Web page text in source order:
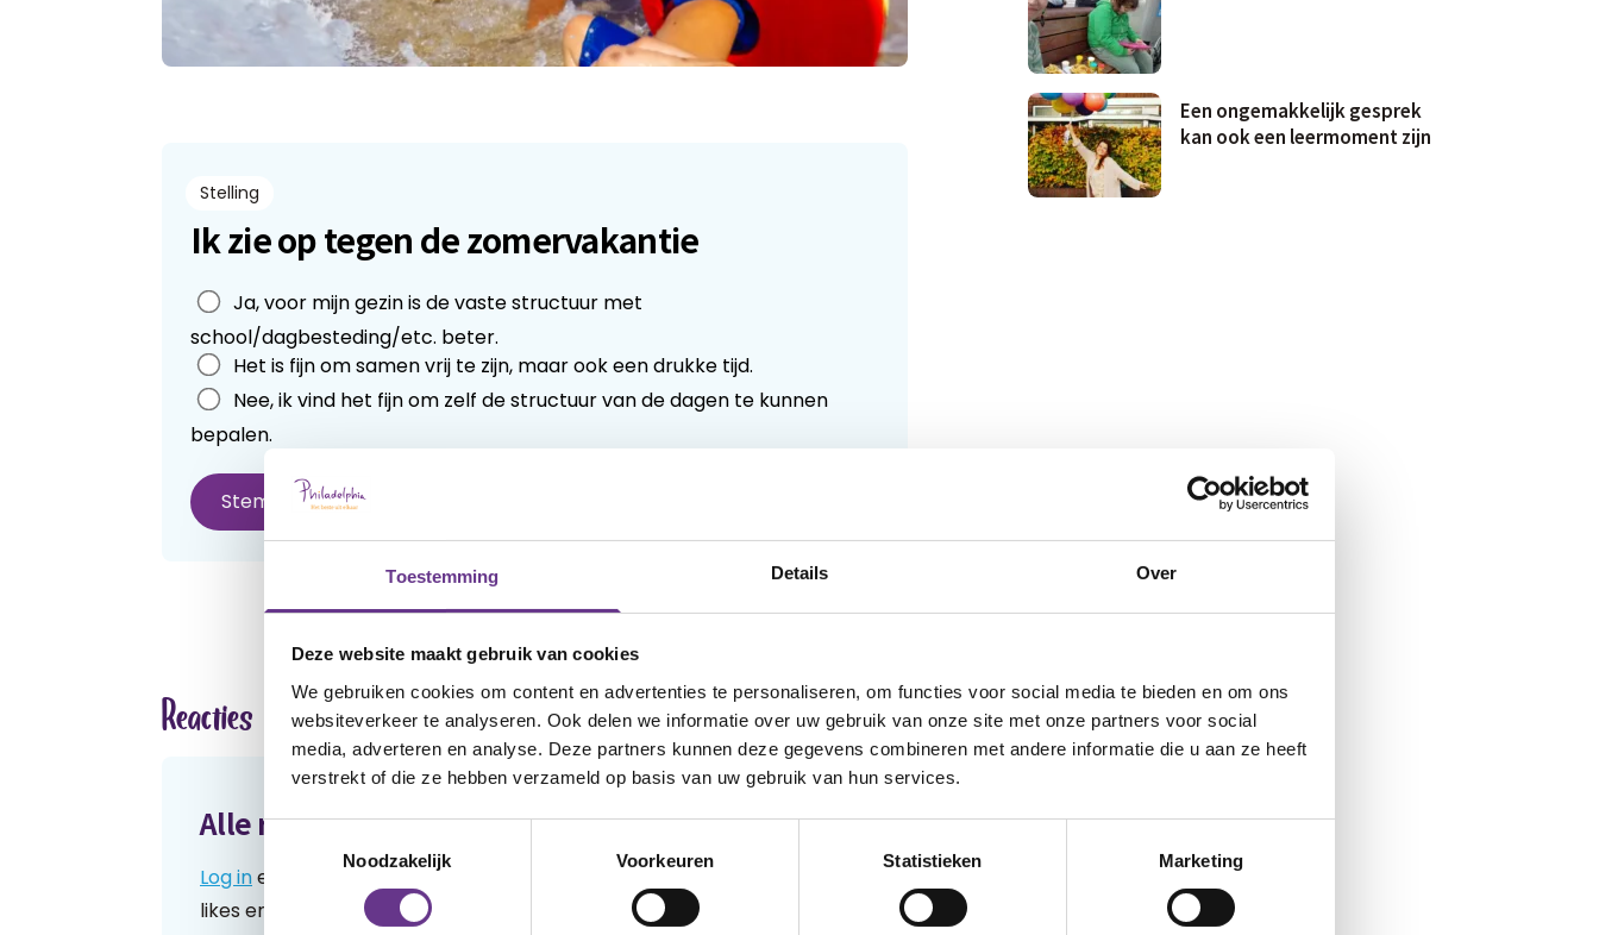
Toestemming Details Over
Deze website maakt gebruik van cookies
We gebruiken cookies om content en advertenties te personaliseren, om functies voor social media te bieden en om ons
websiteverkeer te analyseren. Ook delen we informatie over uw gebruik van onze site met onze partners voor social
media, adverteren en analyse. Deze partners kunnen deze gegevens combineren met andere informatie die u aan ze heeft
verstrekt of die ze hebben verzameld op basis van uw gebruik van hun services.
Toestemmingsselectie
Noodzakelijk
Voorkeuren Statistieken Marketing
Stelling
Ik zie op tegen de zomervakantie
Leave
this
field
blank
Ja, voor mijn gezin is de vaste structuur met
school/dagbesteding/etc. beter.
Het is fijn om samen vrij te zijn, maar ook een drukke tijd.
Nee, ik vind het fijn om zelf de structuur van de dagen te kunnen
bepalen.
Stemmen
Reacties
Alle reacties lezen?
Log inen lees reacties van anderen. Stel vragen aan de redactie, geef
likes en praat mee over de geschreven blogs en artikelen.
Een ongemakkelijk gesprek
kan ook een leermoment zijn